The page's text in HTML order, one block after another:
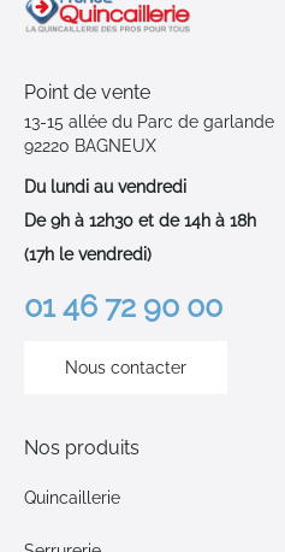
Point de vente
13-15 allée du Parc de garlande
92220 BAGNEUX
Du lundi au vendredi
De 9h à 12h30 et de 14h à 18h
(17h le vendredi)
01 46 72 90 00
Nous contacter
Nos produits
Quincaillerie